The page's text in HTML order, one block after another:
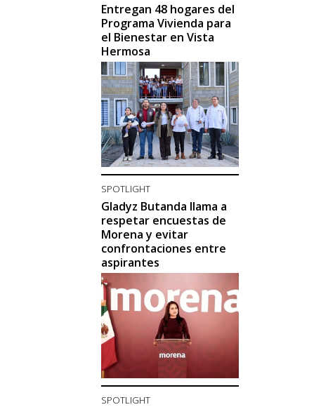
Entregan 48 hogares del
Programa Vivienda para
el Bienestar en Vista
Hermosa
SPOTLIGHT
Gladyz Butanda llama a
respetar encuestas de
Morena y evitar
confrontaciones entre
aspirantes
SPOTLIGHT